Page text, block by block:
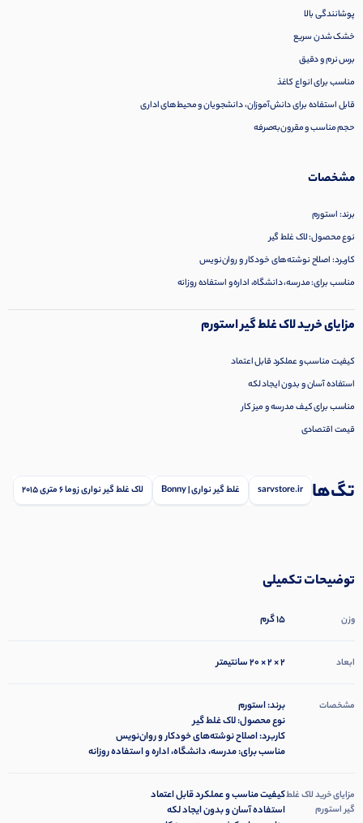
پوشانندگی بالا
خشک شدن سریع
برس نرم و دقیق
مناسب برای انواع کاغذ
قابل استفاده برای دانش‌آموزان، دانشجویان و محیط‌های اداری
حجم مناسب و مقرون‌به‌صرفه
مشخصات
برند: استورم
نوع محصول: لاک غلط گیر
کاربرد: اصلاح نوشته‌های خودکار و روان‌نویس
مناسب برای: مدرسه، دانشگاه، اداره و استفاده روزانه
مزایای خرید لاک غلط گیر استورم
کیفیت مناسب و عملکرد قابل اعتماد
استفاده آسان و بدون ایجاد لکه
مناسب برای کیف مدرسه و میز کار
قیمت اقتصادی
تگ‌ها sarvstore.ir غلط گیر نواری | Bonny لاک غلط گیر نواری زوما 6 متری 2015
توضیحات تکمیلی
وزن 15 گرم
ابعاد 2 × 2 × 20 سانتیمتر
مشخصات
برند: استورم
نوع محصول: لاک غلط گیر
کاربرد: اصلاح نوشته‌های خودکار و روان‌نویس
مناسب برای: مدرسه، دانشگاه، اداره و استفاده روزانه
مزایای خرید لاک غلط
گیر استورم
کیفیت مناسب و عملکرد قابل اعتماد
استفاده آسان و بدون ایجاد لکه